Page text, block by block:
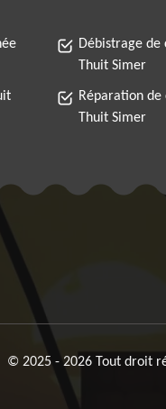
Débistrage de
Thuit Simer
Réparation de
Thuit Simer
© 2025 - 2026 Tout droit